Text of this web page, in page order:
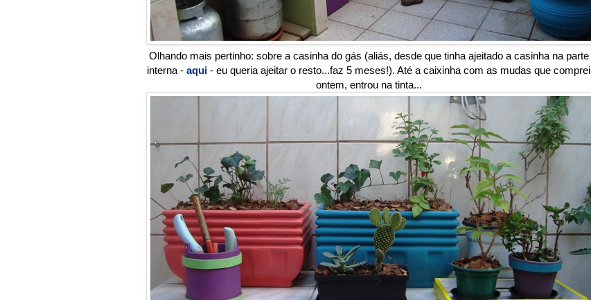
Olhando mais pertinho: sobre a casinha do gás (aliás, desde que tinha ajeitado a casinha na parte
interna - aqui - eu queria ajeitar o resto...faz 5 meses!). Até a caixinha com as mudas que comprei
ontem, entrou na tinta...